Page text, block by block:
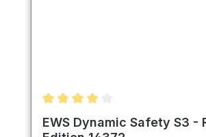
Durchschnittliche Bewertung
EWS Dynamic Safety S3 -